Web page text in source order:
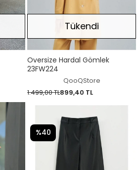
Tükendi
Oversize Hardal Gömlek
23FW224
QooQStore
1.499,00 TL899,40 TL
%40